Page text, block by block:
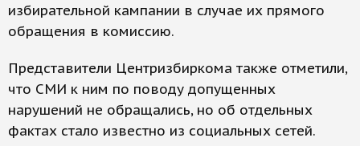
избирательной кампании в случае их прямого
обращения в комиссию.
Представители Центризбиркома также отметили,
что СМИ к ним по поводу допущенных
нарушений не обращались, но об отдельных
фактах стало известно из социальных сетей.